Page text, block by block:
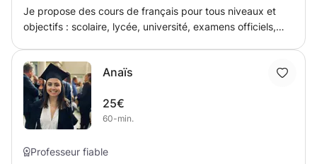
compréhension. - encourager des méthodes de travail
régulières et efficaces.
Je propose des cours de français pour tous niveaux et
objectifs : scolaire, lycée, université, examens officiels,
J'adapterai nos cours à vos besoins et exigences - dites-
moi simplement ce que vous devez accomplir et nous y
parviendrons ensemble !
Anaïs
25€
60-min.
Professeur fiable